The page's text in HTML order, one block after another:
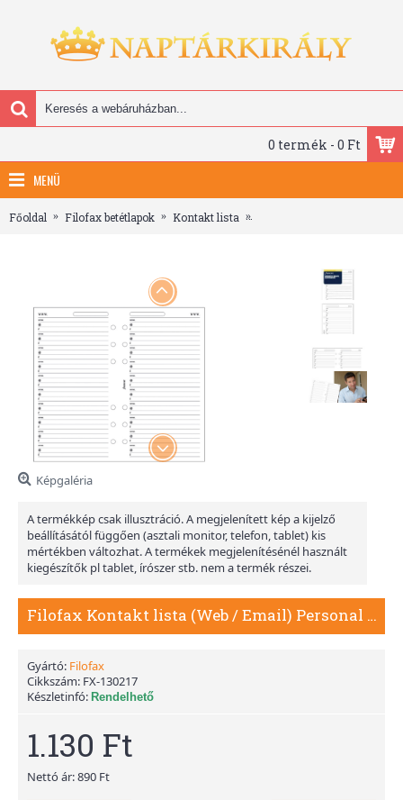
0 termék - 0 Ft
MENÜ
Főoldal Filofax betétlapok Kontakt lista
Képgaléria
A termékkép csak illusztráció. A megjelenített kép a kijelző
beállításától függően (asztali monitor, telefon, tablet) kis
mértékben változhat. A termékek megjelenítésénél használt
kiegészítők pl tablet, írószer stb. nem a termék részei.
Filofax Kontakt lista (Web / Email) Personal Fehér
Gyártó: Filofax
Cikkszám: FX-130217
Készletinfó: Rendelhető
1.130 Ft
Nettó ár: 890 Ft